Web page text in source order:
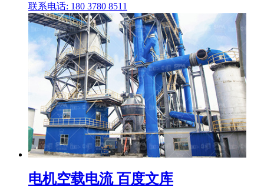
联系电话: 180 3780 8511
电机空载电流 百度文库